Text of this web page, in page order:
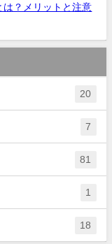
は？メリットと注意
20
7
81
1
18